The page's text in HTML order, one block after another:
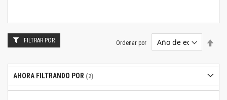
Ordenar por
FILTRAR POR
AHORA FILTRANDO POR